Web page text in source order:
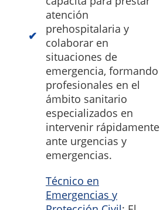
atención
prehospitalaria y
colaborar en
situaciones de
emergencia, formando
profesionales en el
ámbito sanitario
especializados en
intervenir rápidamente
ante urgencias y
emergencias.
Técnico en
Emergencias y